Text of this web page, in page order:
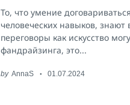
То, что умение
человеческих навыков, знают
переговоры как искусство
фандрайзинга, это...
by AnnaS 01.07.2024